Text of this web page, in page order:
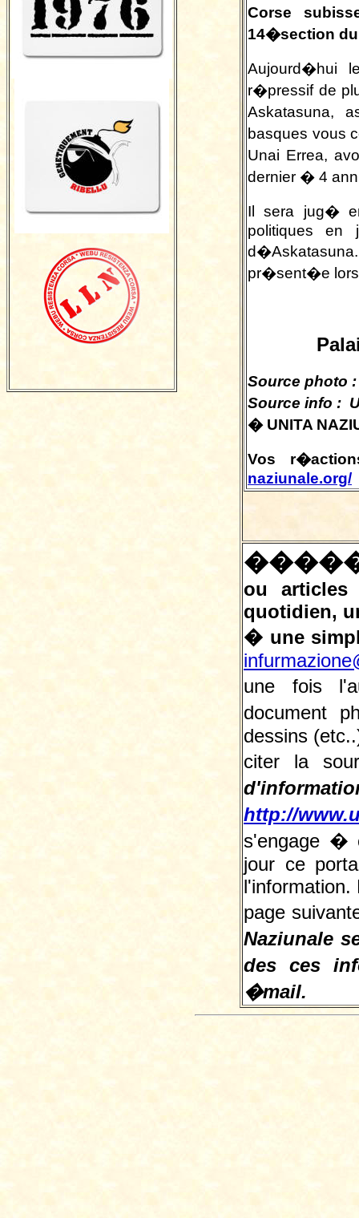
Corse
14�section du
Aujourd�hui
r�pressif de
Askatasuna,
basques vous
Unai Errea,
dernier � 4
Il sera jug�
politiques en
pr�sent�e
Source photo
Source info :
� UNITA
Vos
naziunale.org/
ou
quotidien,
� une
une fois
document
dessins
citer la
http://
s'engage �
jour ce
l'information.
page
Naziunale
des ces
�mail.